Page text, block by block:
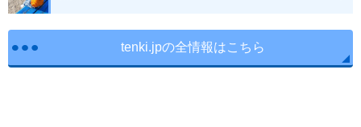
tenki.jpの全情報はこちら